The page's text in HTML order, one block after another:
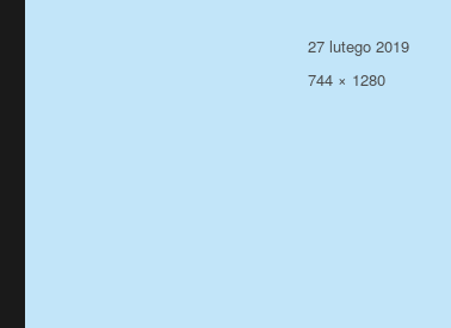
Data
publikacji
27 lutego 2019
Pełny
744 × 1280